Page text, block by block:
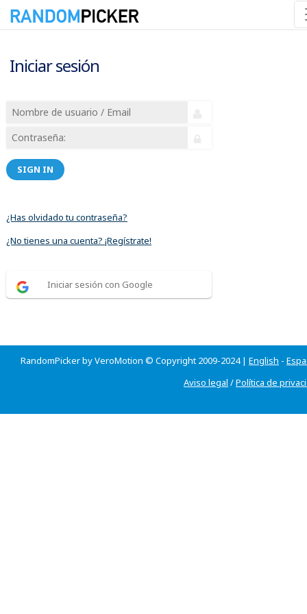
Iniciar sesión
SIGN IN
¿Has olvidado tu contraseña?
¿No tienes una cuenta? ¡Regístrate!
Iniciar sesión con Google
RandomPicker by VeroMotion © Copyright 2009-2024 | English -
Aviso legal /Política de